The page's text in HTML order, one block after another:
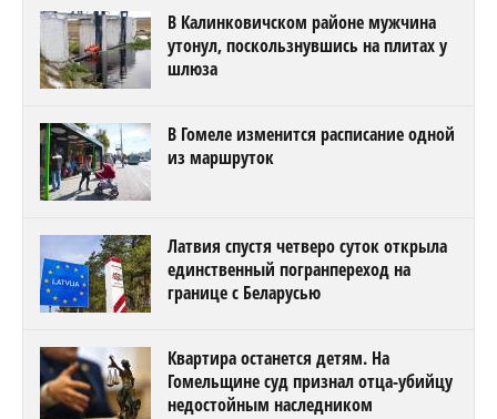
В Калинковичском районе мужчина
утонул, поскользнувшись на плитах у
шлюза
В Гомеле изменится расписание одной
из маршруток
Латвия спустя четверо суток открыла
единственный погранпереход на
границе с Беларусью
Квартира останется детям. На
Гомельщине суд признал отца-убийцу
недостойным наследником